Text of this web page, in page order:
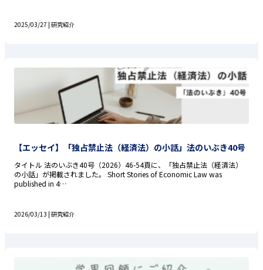
2025/03/27 | 研究紹介
【エッセイ】「独占禁止法（経済法）の小話」法のいぶき40号
タイトル 法のいぶき40号（2026）46-54頁に、「独占禁止法（経済法）
の小話」が掲載されました。 Short Stories of Economic Law was
published in 4…
2026/03/13 | 研究紹介